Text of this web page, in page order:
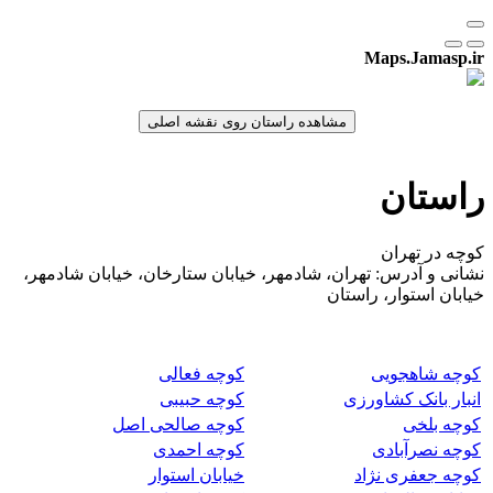
Maps.Jamasp.ir
راستان
کوچه در تهران
نشانی و آدرس: تهران، شادمهر، خیابان ستارخان، خیابان شادمهر،
خیابان استوار، راستان
کوچه شاهجویی
کوچه فعالی
انبار بانک کشاورزی
کوچه حبیبی
کوچه بلخی
کوچه صالحی اصل
کوچه نصرآبادی
کوچه احمدی
کوچه جعفری نژاد
خیابان استوار